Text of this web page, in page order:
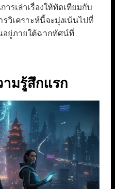
รเล่าเรื่องให้ทัดเทียมกับ
วิเคราะห์นี้จะมุ่งเน้นไปที่
อยู่ภายใต้ฉากทัศน์ที่
มรู้สึกแรก